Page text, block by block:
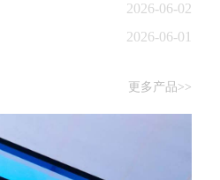
2026-06-02
2026-06-01
更多产品>>